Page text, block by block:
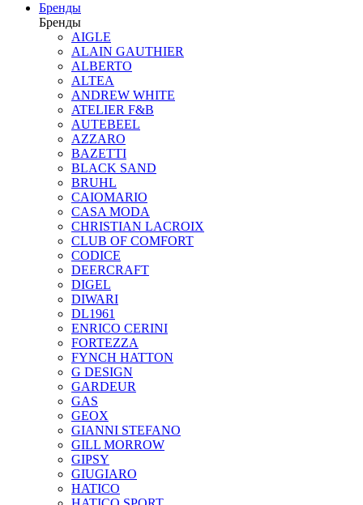
Бренды
Бренды
AIGLE
ALAIN GAUTHIER
ALBERTO
ALTEA
ANDREW WHITE
ATELIER F&B
AUTEBEEL
AZZARO
BAZETTI
BLACK SAND
BRUHL
CAIOMARIO
CASA MODA
CHRISTIAN LACROIX
CLUB OF COMFORT
CODICE
DEERCRAFT
DIGEL
DIWARI
DL1961
ENRICO CERINI
FORTEZZA
FYNCH HATTON
G DESIGN
GARDEUR
GAS
GEOX
GIANNI STEFANO
GILL MORROW
GIPSY
GIUGIARO
HATICO